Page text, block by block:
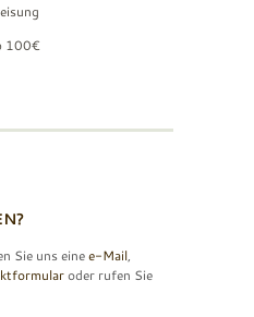
100€
Sie uns einee-Mail,
oder rufen Sie